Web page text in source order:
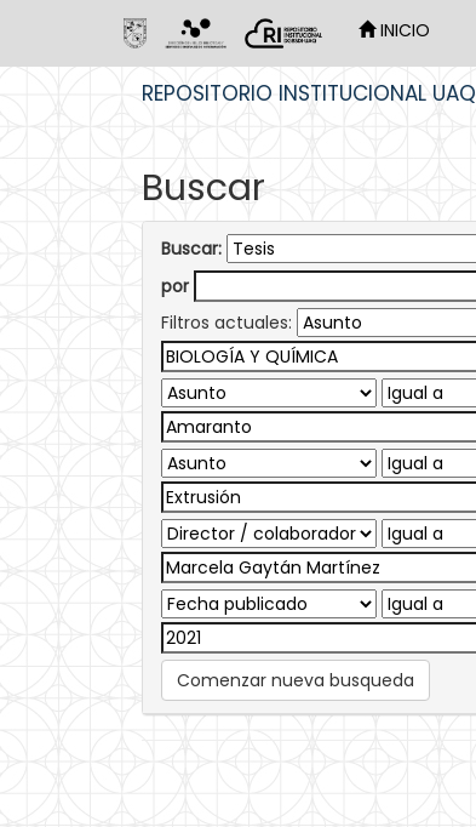
INICIO
REPOSITORIO INSTITUCIONAL UAQ
Buscar
Buscar:
por
Filtros actuales:
Comenzar nueva busqueda